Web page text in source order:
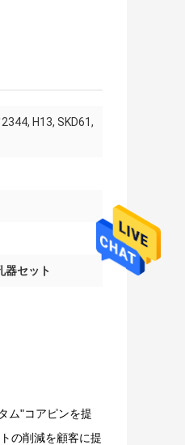
H13, SKD61,
器セット
ム"コアピンを提
の削減を顧客に提